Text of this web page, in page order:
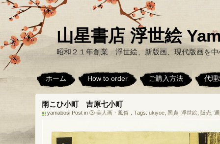
山星書店 浮世絵
昭和２１年創業 浮世絵、新版画、現代版画を
ホーム How to order ご購入方法 代理
雨こひ小町 吉原七小町
yamabosi Post in ③ 美人画・風俗 ，Tags: ukiyoe 国貞 浮世絵 販売